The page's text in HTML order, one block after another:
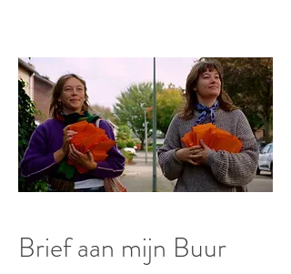
Brief aan mijn Buur